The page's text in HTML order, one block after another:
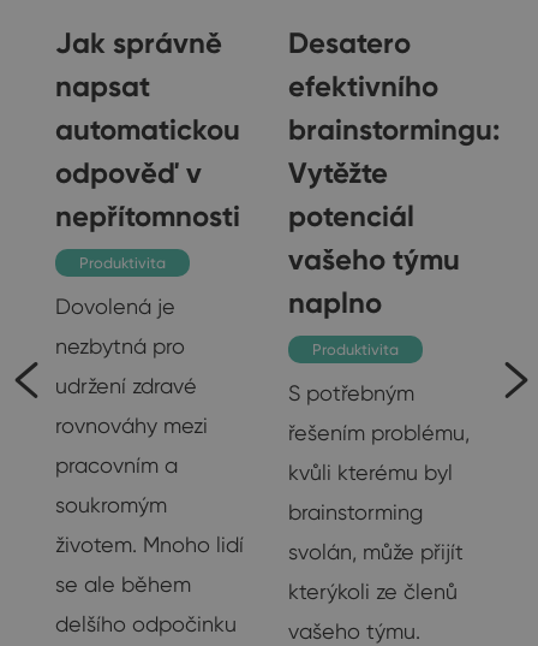
Jak správně
napsat
automatickou
odpověď v
nepřítomnosti
Produktivita
Dovolená je
nezbytná pro
udržení zdravé
rovnováhy mezi
pracovním a
soukromým
životem. Mnoho lidí
se ale během
delšího odpočinku
Desatero
efektivního
brainstormingu:
Vytěžte
potenciál
vašeho týmu
naplno
Produktivita
S potřebným
řešením problému,
kvůli kterému byl
brainstorming
svolán, může přijít
kterýkoli ze členů
vašeho týmu.